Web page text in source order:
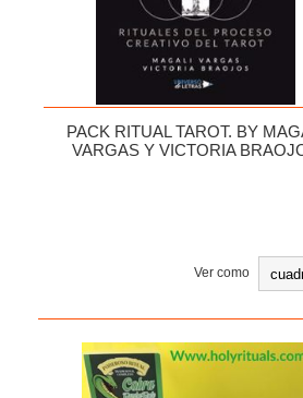
PACK RITUAL TAROT. BY
VARGAS Y VICTORIA
Ver como